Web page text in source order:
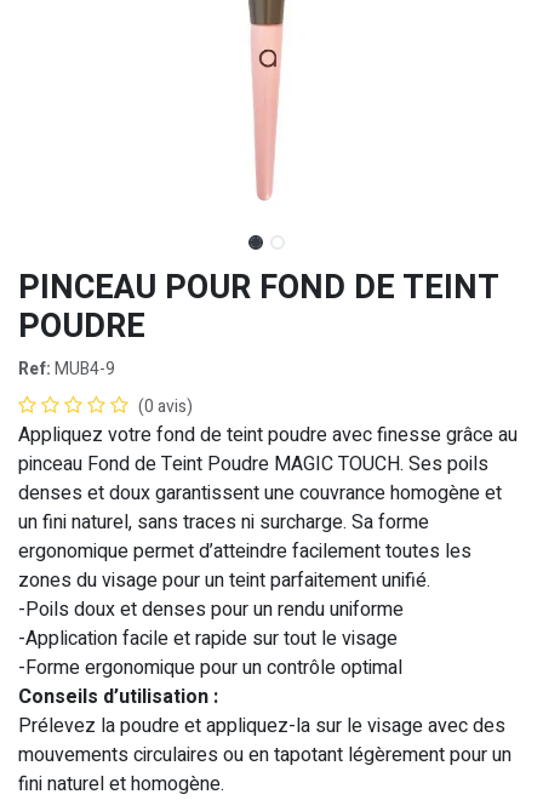
PINCEAU POUR FOND DE TEINT
POUDRE
Ref:MUB4-9
(0 avis)
Appliquez votre fond de teint poudre avec finesse grâce au
pinceau Fond de Teint Poudre MAGIC TOUCH. Ses poils
denses et doux garantissent une couvrance homogène et
un fini naturel, sans traces ni surcharge. Sa forme
ergonomique permet d’atteindre facilement toutes les
zones du visage pour un teint parfaitement unifié.
-Poils doux et denses pour un rendu uniforme
-Application facile et rapide sur tout le visage
-Forme ergonomique pour un contrôle optimal
Conseils d’utilisation :
Prélevez la poudre et appliquez-la sur le visage avec des
mouvements circulaires ou en tapotant légèrement pour un
fini naturel et homogène.